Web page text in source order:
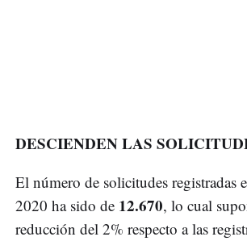
DESCIENDEN LAS
El número de solicitudes registradas
2020 ha sido de 12.670, lo cual
reducción del 2% respecto a las